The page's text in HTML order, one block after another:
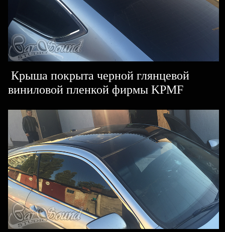
Крыша покрыта черной глянцевой
виниловой пленкой фирмы KPMF